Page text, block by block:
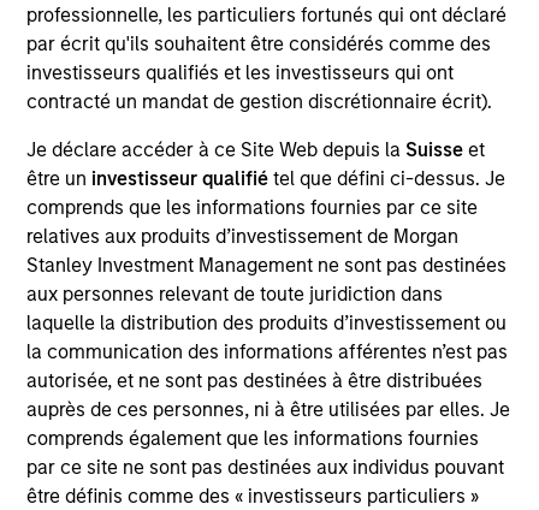
professionnelle, les particuliers fortunés qui ont déclaré
par écrit qu'ils souhaitent être considérés comme des
investisseurs qualifiés et les investisseurs qui ont
contracté un mandat de gestion discrétionnaire écrit).
Je déclare accéder à ce Site Web depuis la Suisse et
être un investisseur qualifiétel que défini ci-dessus. Je
comprends que les informations fournies par ce site
relatives aux produits d’investissement de Morgan
Stanley Investment Management ne sont pas destinées
aux personnes relevant de toute juridiction dans
laquelle la distribution des produits d’investissement ou
la communication des informations afférentes n’est pas
autorisée, et ne sont pas destinées à être distribuées
auprès de ces personnes, ni à être utilisées par elles. Je
comprends également que les informations fournies
par ce site ne sont pas destinées aux individus pouvant
être définis comme des « investisseurs particuliers »
Marc Fox is Chief Operating Officer of Global
Opportunity and co-portfolio manager of the Global
Change Strategy. He joined Morgan Stanley in 2016
and has 20 years of investment experience. Prior to
joining the firm, Marc founded independent
research advisory Snow Fox LLC. Previously, Marc
was an Executive Director in the Global Investment
Research division at Goldman Sachs where he co-
authored “Introducing GS Sustain,” a framework for
integrating ESG analysis with fundamental equity
research. Marc also served on the advisory council
to the Carbon Disclosure Project (CDP) and the
expert group that created the Principles for
Responsible Investment (PRI). Marc holds an M.B.A.
from the University of Cambridge and a B.A. in
History from the University of Maryland.